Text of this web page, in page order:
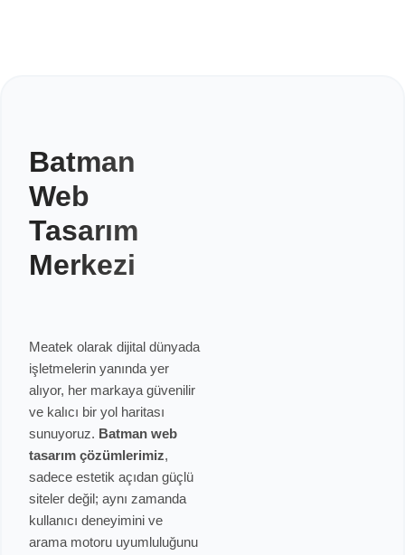
Batman
Web
Tasarım
Merkezi
Meatek olarak dijital dünyada
işletmelerin yanında yer
alıyor, her markaya güvenilir
ve kalıcı bir yol haritası
sunuyoruz. Batman web
tasarım çözümlerimiz,
sadece estetik açıdan güçlü
siteler değil; aynı zamanda
kullanıcı deneyimini ve
arama motoru uyumluluğunu